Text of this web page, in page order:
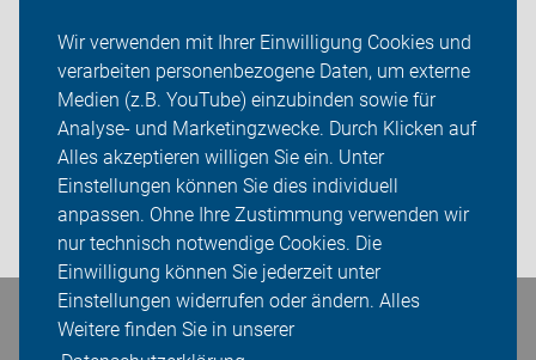
Wir verwenden mit Ihrer Einwilligung Cookies und
verarbeiten personenbezogene Daten, um externe
Medien (z.B. YouTube) einzubinden sowie für
Analyse- und Marketingzwecke. Durch Klicken auf
Alles akzeptieren willigen Sie ein. Unter
Einstellungen können Sie dies individuell
anpassen. Ohne Ihre Zustimmung verwenden wir
nur technisch notwendige Cookies. Die
Einwilligung können Sie jederzeit unter
Einstellungen widerrufen oder ändern. Alles
Weitere finden Sie in unserer
Über uns
Sei dabei
Presse
Login
Bleiben Sie in Kontakt